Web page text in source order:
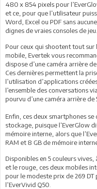
480 x 854 pixels pour
et ce, pour que l’utilisateur
Word, Excel ou PDF sans
dignes de vraies consoles de jeu.
Pour ceux qui shootent tout sur
mobile, Evertek vous
dispose d’une caméra arrière
Ces dernières permettent la
l’utilisation d’applications
l’ensemble des conversations
pourvu d’une caméra arrière de
Enfin, ces deux smartphones
stockage, puisque l’EverGlow
mémoire interne, alors que
RAM et 8 GB de mémoire
Disponibles en 5 couleurs
et le rouge, ces deux mobiles
pour le modeste prix de 269
l’EverVivid Q50.